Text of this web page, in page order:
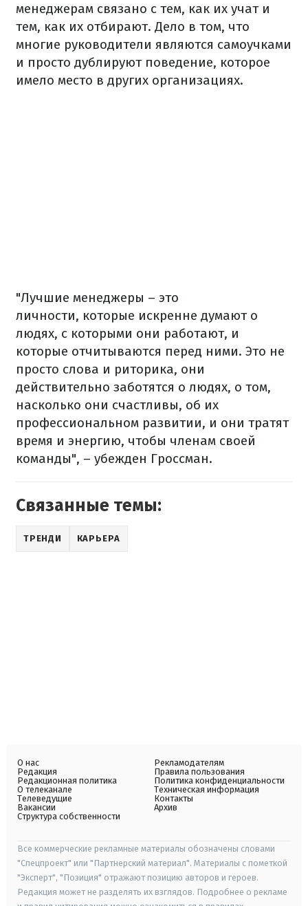
менеджерам связано с тем, как их учат и
тем, как их отбирают. Дело в том, что
многие руководители являются самоучками
и просто дублируют поведение, которое
имело место в других организациях.
"Лучшие менеджеры – это
личности, которые искренне думают о
людях, с которыми они работают, и
которые отчитываются перед ними. Это не
просто слова и риторика, они
действительно заботятся о людях, о том,
насколько они счастливы, об их
профессиональном развитии, и они тратят
время и энергию, чтобы членам своей
команды", – убежден Гроссман.
Связанные темы:
ТРЕНДИ КАРЬЕРА
О нас
Редакция
Редакционная политика
О телеканале
Телеведущие
Вакансии
Структура собственности
Рекламодателям
Правила пользования
Политика конфиденциальности
Техническая информация
Контакты
Архив
Все коммерческие рекламные материалы обозначены словами
"Спецпроект" или "Партнерский материал". Материалы с пометкой
"Эксперт", "Позиция" отражают позицию авторов и героев.
Редакция может не разделять их взглядов. Подробнее о рекламе